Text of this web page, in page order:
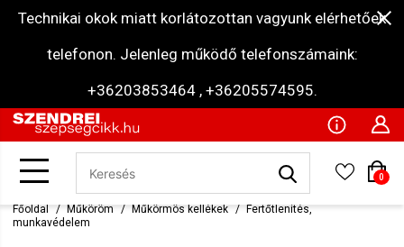
Technikai okok miatt korlátozottan vagyunk elérhetőek
telefonon. Jelenleg működő telefonszámaink:
+36203853464 , +36205574595.
0
Főoldal Műköröm Műkörmös kellékek
Fertőtlenítés,
munkavédelem